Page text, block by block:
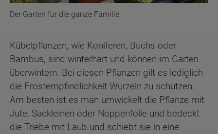
Der Garten für die ganze Familie.
Kübelpflanzen, wie Koniferen, Buchs oder
Bambus, sind winterhart und können im Garten
überwintern. Bei diesen Pflanzen gilt es lediglich
die Frostempfindlichkeit Wurzeln zu schützen.
Am besten ist es man umwickelt die Pflanze mit
Jute, Sackleinen oder Noppenfolie und bedeckt
die Triebe mit Laub und schiebt sie in eine